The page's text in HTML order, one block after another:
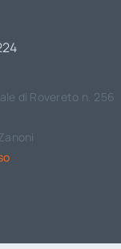
di Rovereto n. 256